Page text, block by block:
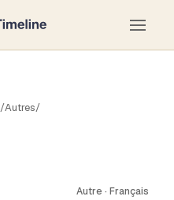
/Autres/
Autre · Français